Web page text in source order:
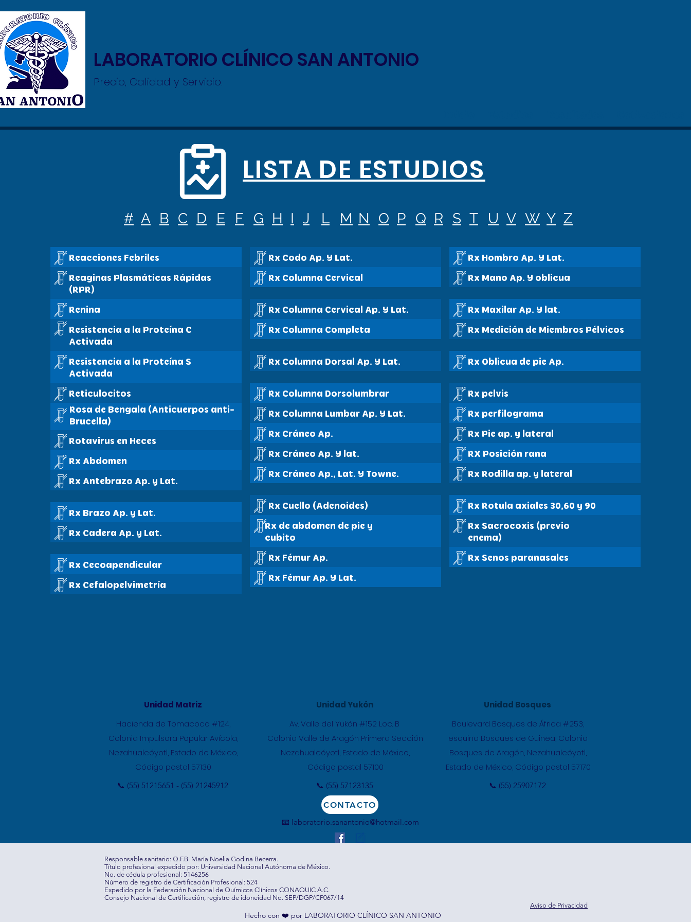
LABORATORIO CLÍNICO SAN ANTONIO
Precio, Calidad y Servicio.
LISTA DE ESTUDIOS
# A B C D E F G H I J L M N O P Q R S T U V W Y Z
Reacciones Febriles
Reaginas Plasmáticas Rápidas
(RPR)
Renina
Resistencia a la Proteína C
Activada
Resistencia a la Proteína S
Activada
Reticulocitos
Rosa de Bengala (Anticuerpos anti-
Brucella)
Rotavirus en Heces
Rx Abdomen
Rx Antebrazo Ap. y Lat.
Rx Brazo Ap. y Lat.
Rx Cadera Ap. y Lat.
Rx Cecoapendicular
Rx Cefalopelvimetría
Rx Codo Ap. Y Lat.
Rx Columna Cervical
Rx Columna Cervical Ap. Y Lat.
Rx Columna Completa
Rx Columna Dorsal Ap. Y Lat.
Rx Columna Dorsolumbrar
Rx Columna Lumbar Ap. Y Lat.
Rx Cráneo Ap.
Rx Cráneo Ap. Y lat.
Rx Cráneo Ap., Lat. Y Towne.
Rx Cuello (Adenoides)
Rx de abdomen de pie y
cubito
Rx Fémur Ap.
Rx Hombro Ap. Y Lat.
Rx Mano Ap. Y oblicua
Rx Maxilar Ap. Y lat.
Rx Medición de Miembros Pélvicos
Rx Oblicua de pie Ap.
Rx pelvis
Rx perfilograma
Rx Pie ap. y lateral
RX Posición rana
Rx Rodilla ap. y lateral
Rx Rotula axiales 30,60 y 90
Rx Sacrocoxis (previo
enema)
Rx Senos paranasales
Rx Fémur Ap. Y Lat.
Unidad Matriz
Hacienda de Tomacoco #124,
Colonia Impulsora Popular Avícola,
Nezahualcóyotl, Estado de México,
Código postal 57130
📞 (55) 51215651 - (55) 21245912
Unidad Yukón
Av. Valle del Yukón #152 Loc. B
Colonia Valle de Aragón Primera Sección
Nezahualcóyotl, Estado de México,
​Código postal 57100
📞 (55) 57123135
Unidad Bosques
Boulevard Bosques de África #253,
esquina Bosques de Guinea, Colonia
Bosques de Aragón, Nezahualcóyotl,
Estado de México, Código postal 57170
📞 (55) 25907172
CONTACTO
📧 laboratorio.sanantonio@hotmail.com
Responsable sanitario: Q.F.B. María Noelia Godina Becerra.
Título profesional expedido por: Universidad Nacional Autónoma de México.
No. de cédula profesional: 5146256
Número de registro de Certificación Profesional: 524
Expedido por la Federación Nacional de Químicos Clínicos CONAQUIC A.C.
Consejo Nacional de Certificación, registro de idoneidad No. SEP/DGP/CP067/14
Aviso de Privacidad
Hecho con ❤️ por LABORATORIO CLÍNICO SAN ANTONIO